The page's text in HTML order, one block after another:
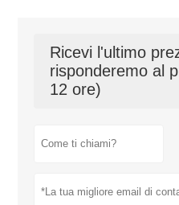
Ricevi l'ultimo
risponderemo al
12 ore)